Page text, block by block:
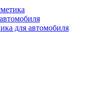
для автомобиля